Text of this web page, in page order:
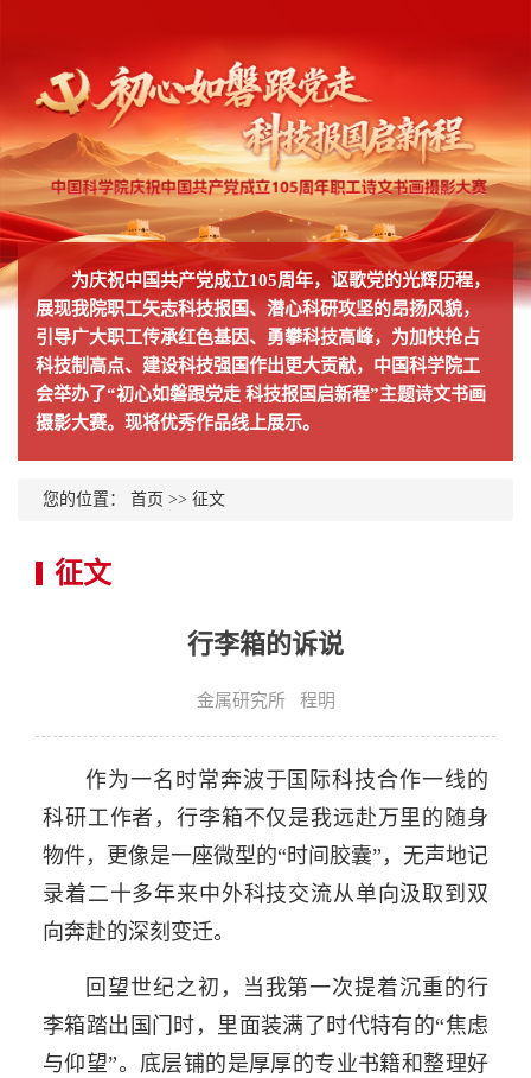
为庆祝中国共产党成立105周年，讴歌党的光辉历程，
展现我院职工矢志科技报国、潜心科研攻坚的昂扬风貌，
引导广大职工传承红色基因、勇攀科技高峰，为加快抢占
科技制高点、建设科技强国作出更大贡献，中国科学院工
会举办了“初心如磐跟党走 科技报国启新程”主题诗文书画
摄影大赛。现将优秀作品线上展示。
您的位置： 首页 >> 征文
征文
行李箱的诉说
金属研究所 程明
作为一名时常奔波于国际科技合作一线的
科研工作者，行李箱不仅是我远赴万里的随身
物件，更像是一座微型的“时间胶囊”，无声地记
录着二十多年来中外科技交流从单向汲取到双
向奔赴的深刻变迁。
回望世纪之初，当我第一次提着沉重的行
李箱踏出国门时，里面装满了时代特有的“焦虑
与仰望”。底层铺的是厚厚的专业书籍和整理好